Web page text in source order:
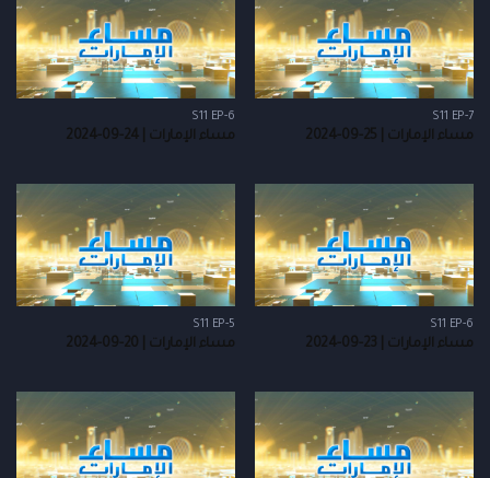
S11 EP-7
مساء الإمارات | 25-09-2024
S11 EP-6
مساء الإمارات | 24-09-2024
S11 EP-6
مساء الإمارات | 23-09-2024
S11 EP-5
مساء الإمارات | 20-09-2024